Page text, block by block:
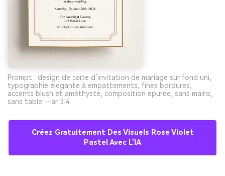
Prompt : design de carte d’invitation de mariage sur fond uni,
typographie élégante à empattements, fines bordures,
accents blush et améthyste, composition épurée, sans mains,
sans table --ar 3:4
Créez Gratuitement Des Visuels Rose Violet
Pastel Avec L’IA